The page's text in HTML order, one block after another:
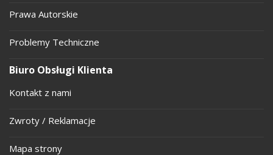
Prawa Autorskie
Problemy Techniczne
Biuro Obsługi Klienta
Kontakt z nami
Zwroty / Reklamacje
Mapa strony